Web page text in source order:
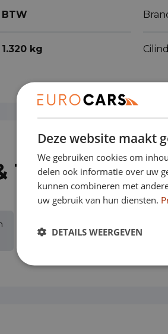
BTW
1.320 kg
Toebehoren
Airbag bestuurder
Deze website maakt
We gebruiken cookies om
delen ook informatie over uw
kunnen combineren met
uw gebruik van hun diensten.
DETAILS WEERGEVEN